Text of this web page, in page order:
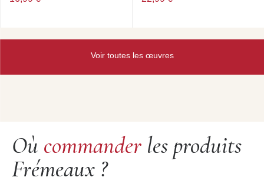
Voir toutes les œuvres
Où commander les produits
Frémeaux ?